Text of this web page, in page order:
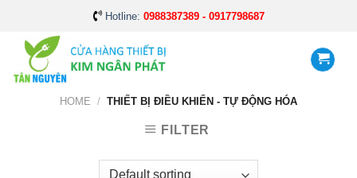
content
Hotline: 0988387389 - 0917798687
HOME / THIẾT BỊ ĐIỀU KHIỂN - TỰ ĐỘNG HÓA
FILTER